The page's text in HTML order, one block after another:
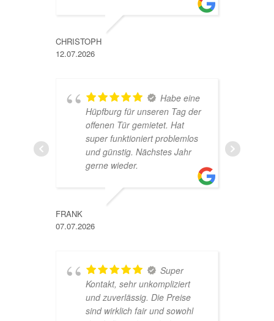
CHRISTOPH
12.07.2026
Habe eine
Hüpfburg für unseren Tag der
offenen Tür gemietet. Hat
super funktioniert problemlos
und günstig. Nächstes Jahr
gerne wieder.
FRANK
07.07.2026
Super
Kontakt, sehr unkompliziert
und zuverlässig. Die Preise
sind wirklich fair und sowohl